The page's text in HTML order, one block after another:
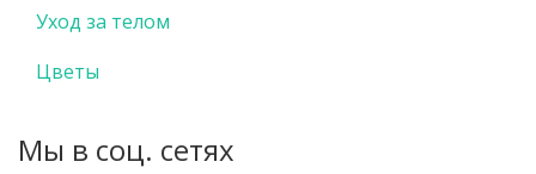
Уход за телом
Цветы
Мы в соц. сетях